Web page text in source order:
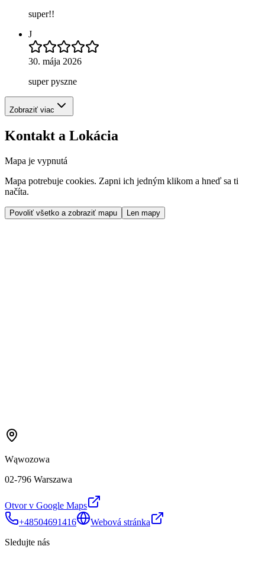
super!!
J
30. mája 2026
super pyszne
Zobraziť viac
Kontakt a Lokácia
Mapa je vypnutá
Mapa potrebuje cookies. Zapni ich jedným klikom a hneď sa ti
načíta.
Povoliť všetko a zobraziť mapu Len mapy
Wąwozowa
02-796 Warszawa
Otvor v Google Maps
+48504691416
Webová stránka
Sledujte nás